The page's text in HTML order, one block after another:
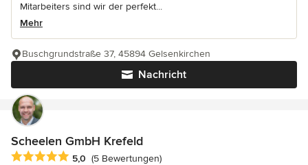
Mitarbeiters sind wir der perfekt...
Mehr
Nachricht
Buschgrundstraße 37, 45894 Gelsenkirchen
Scheelen GmbH Krefeld
Durchschnittliche Bewertung: 5 von 5 Sternen
5,0 (5 Bewertungen)